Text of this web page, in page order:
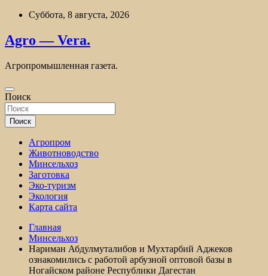
Перейти
содержимому
Суббота, 8 августа, 2026
Agro — Vera.
Агропромышленная газета.
Поиск
Поиск
Агропром
Животноводство
Минсельхоз
Заготовка
Эко-туризм
Экология
Карта сайта
Главная
Минсельхоз
Нариман Абдулмуталибов и Мухтарбий Аджеков
ознакомились с работой арбузной оптовой базы в
Ногайском районе Республики Дагестан